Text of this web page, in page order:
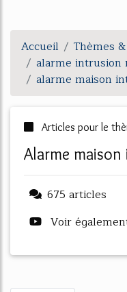
Accueil
Thèmes
alarme intrusion
alarme maison
Articles pour le
alarme
675 articles
Voir